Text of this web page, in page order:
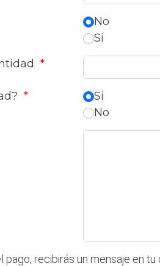
No
Si
*
*
Si
No
pago, recibirás un mensaje en